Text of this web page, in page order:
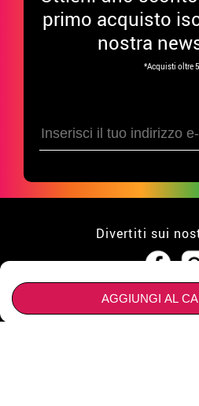
AGGIUNGI AL
primo acquisto
nostra
*Acquisti oltre
Divertiti sui